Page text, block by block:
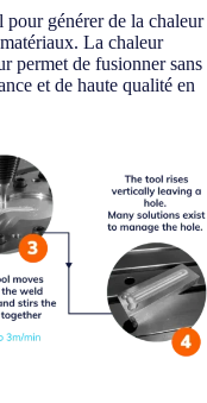
générer de la chaleur
La chaleur
permet de fusionner sans
et de haute qualité en